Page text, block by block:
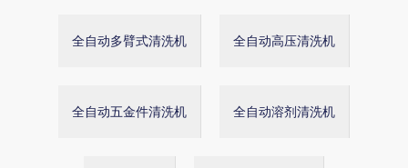
全自动多臂式清洗机 全自动高压清洗机
全自动五金件清洗机 全自动溶剂清洗机